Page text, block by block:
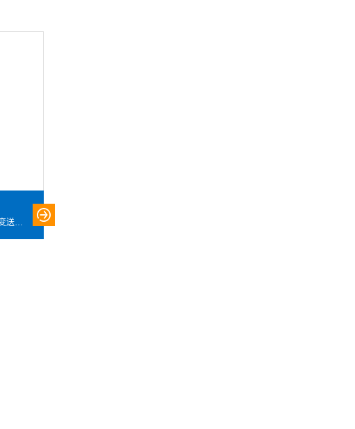
带热电阻、热电偶一体化温度变送器是现场安装式温度变送单元。它由热电阻热电偶与温度变送器模块组成，采 用二线制方式，带有非线性校正电路，可直接测量工业过程中-150℃-400℃范围内德液体、气体介质和各种物 质的温度，将温度信号转变成与温度信号成线性的4-20mADC电流输出信号，送显示、调节记录仪表或计算机 进行集散控制。